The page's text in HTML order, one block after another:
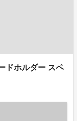
ドホルダー スペ